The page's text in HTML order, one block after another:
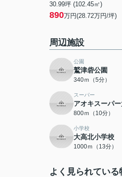
30.99坪 (102.45㎡)
890万円(28.72万円/坪)
周辺施設
公園
鷲津砦公園
340ｍ（5分）
スーパー
アオキスーパ
800ｍ（10分）
小学校
大高北小学校
1000ｍ（13分）
よく見られている